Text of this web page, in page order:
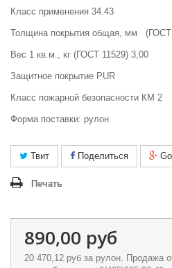
Класс применения 34.43
Толщина покрытия общая, мм (ГОСТ
Вес 1 кв.м., кг (ГОСТ 11529) 3,00
Защитное покрытие PUR
Класс пожарной безопасности КМ 2
Форма поставки: рулон
Твит Поделиться
Печать
890,00 руб
20 470,12 руб за рулон. Продажа